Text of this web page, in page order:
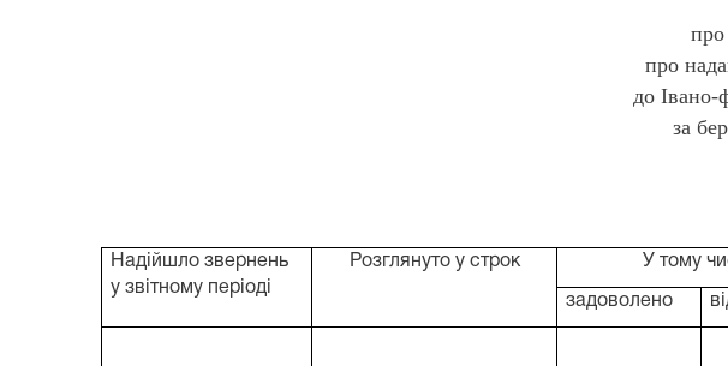
про
про
до Івано-
за
Надійшло звернень
у звітному періоді
Розглянуто у строк У тому
задоволено